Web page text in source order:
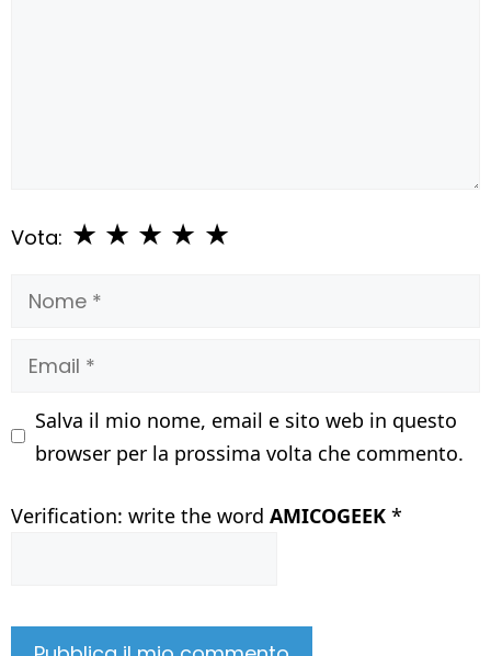
Vota: ★
★
★
★
★
Nome
Email
Salva il mio nome, email e sito web in questo
browser per la prossima volta che commento.
Verification: write the word AMICOGEEK *